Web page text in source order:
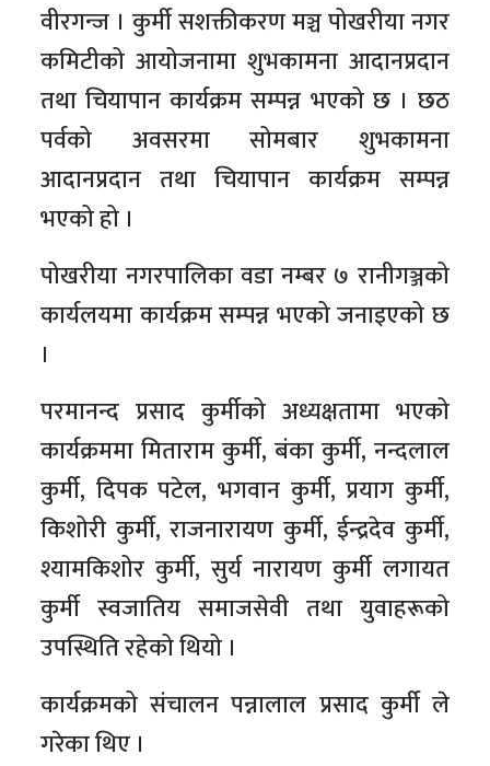
वीरगन्ज । कुर्मी सशक्तीकरण मञ्च पोखरीया नगर
कमिटीको आयोजनामा शुभकामना आदानप्रदान
तथा चियापान कार्यक्रम सम्पन्न भएको छ । छठ
पर्वको अवसरमा सोमबार शुभकामना
आदानप्रदान तथा चियापान कार्यक्रम सम्पन्न
भएको हो ।
पोखरीया नगरपालिका वडा नम्बर ७ रानीगञ्जको
कार्यलयमा कार्यक्रम सम्पन्न भएको जनाइएको छ
।
परमानन्द प्रसाद कुर्मीको अध्यक्षतामा भएको
कार्यक्रममा मिताराम कुर्मी, बंका कुर्मी, नन्दलाल
कुर्मी, दिपक पटेल, भगवान कुर्मी, प्रयाग कुर्मी,
किशोरी कुर्मी, राजनारायण कुर्मी, ईन्द्रदेव कुर्मी,
श्यामकिशोर कुर्मी, सुर्य नारायण कुर्मी लगायत
कुर्मी स्वजातिय समाजसेवी तथा युवाहरूको
उपस्थिति रहेको थियो ।
कार्यक्रमको संचालन पन्नालाल प्रसाद कुर्मी ले
गरेका थिए ।